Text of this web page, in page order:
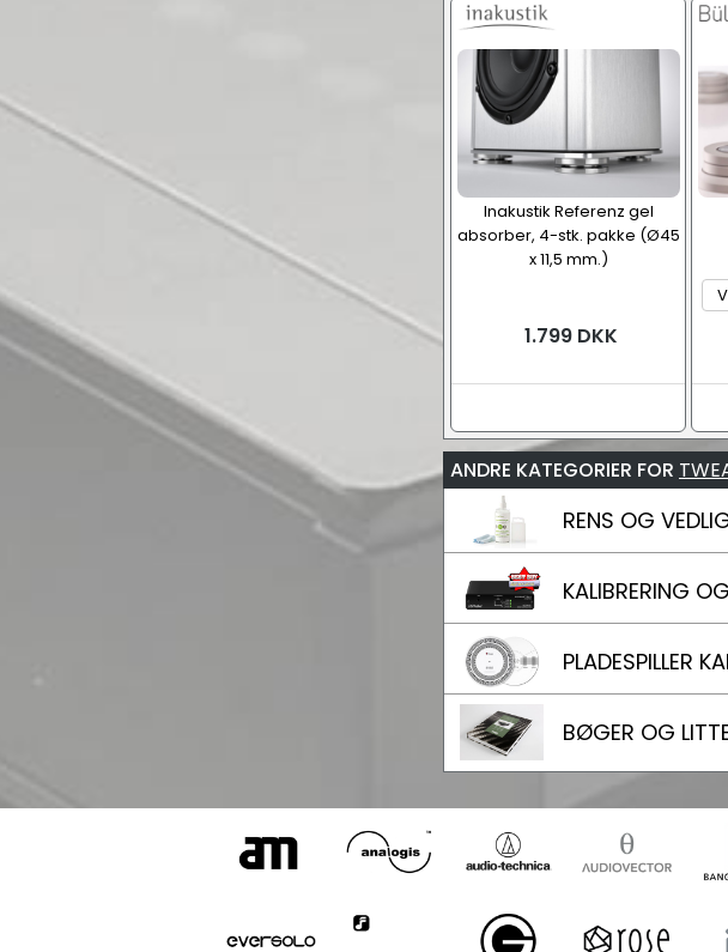
Inakustik Referenz gel
absorber, 4-stk. pakke (Ø45
x 11,5 mm.)
1.799 DKK
ANDRE KATEGORIER FOR
RENS OG
KALIBRERING
PLADESPILLER
BØGER OG